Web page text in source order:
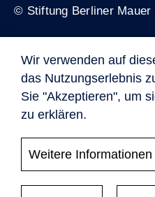
© Stiftung Berliner Mauer
Förderer
Wir verwenden auf
das Nutzungserlebnis
Sie "Akzeptieren", um
zu erklären.
Weitere Informationen